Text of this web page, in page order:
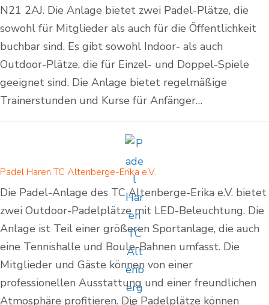
N21 2AJ. Die Anlage bietet zwei Padel-Plätze, die
sowohl für Mitglieder als auch für die Öffentlichkeit
buchbar sind. Es gibt sowohl Indoor- als auch
Outdoor-Plätze, die für Einzel- und Doppel-Spiele
geeignet sind. Die Anlage bietet regelmäßige
Trainerstunden und Kurse für Anfänger…
Padel Haren TC Altenberge-Erika e.V.
Die Padel-Anlage des TC Altenberge-Erika e.V. bietet
zwei Outdoor-Padelplätze mit LED-Beleuchtung. Die
Anlage ist Teil einer größeren Sportanlage, die auch
eine Tennishalle und Boule-Bahnen umfasst. Die
Mitglieder und Gäste können von einer
professionellen Ausstattung und einer freundlichen
Atmosphäre profitieren. Die Padelplätze können